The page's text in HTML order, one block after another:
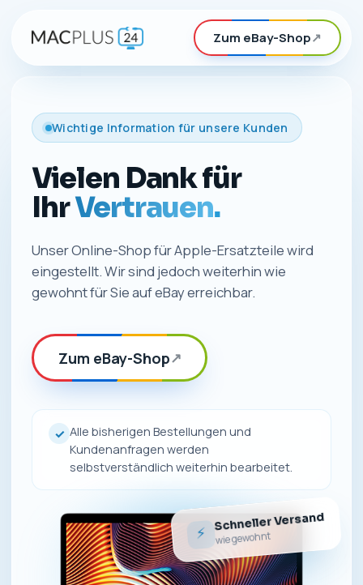
Zum eBay-Shop↗
Wichtige Information für unsere Kunden
Vielen Dank für
IhrVertrauen.
Unser Online-Shop für Apple-Ersatzteile wird
eingestellt. Wir sind jedoch weiterhin wie
gewohnt für Sie auf eBay erreichbar.
Zum eBay-Shop↗
✓ Alle bisherigen Bestellungen und
Kundenanfragen werden
selbstverständlich weiterhin bearbeitet.
⚡ Schneller Versand
wie gewohnt